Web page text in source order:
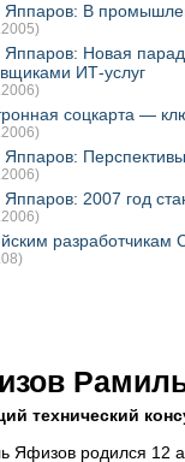
Яппаров: В
Яппаров: Новая
ИТ-услуг
соцкарта —
Яппаров:
Яппаров: 2007 год
технический
Яфизов родился 12